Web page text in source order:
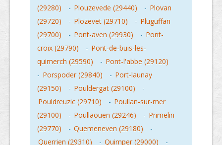
(29280)
- Plouzevede (29440) - Plovan
(29720)
- Plozevet (29710) - Pluguffan
(29700)
- Pont-aven (29930) - Pont-
croix (29790)
- Pont-de-buis-les-
quimerch (29590)
- Pont-l'abbe (29120)
- Porspoder (29840) - Port-launay
(29150)
- Pouldergat (29100)
-
Pouldreuzic (29710)
- Poullan-sur-mer
(29100)
- Poullaouen (29246) - Primelin
(29770)
- Quemeneven (29180)
-
Querrien (29310)
- Quimper (29000)
-